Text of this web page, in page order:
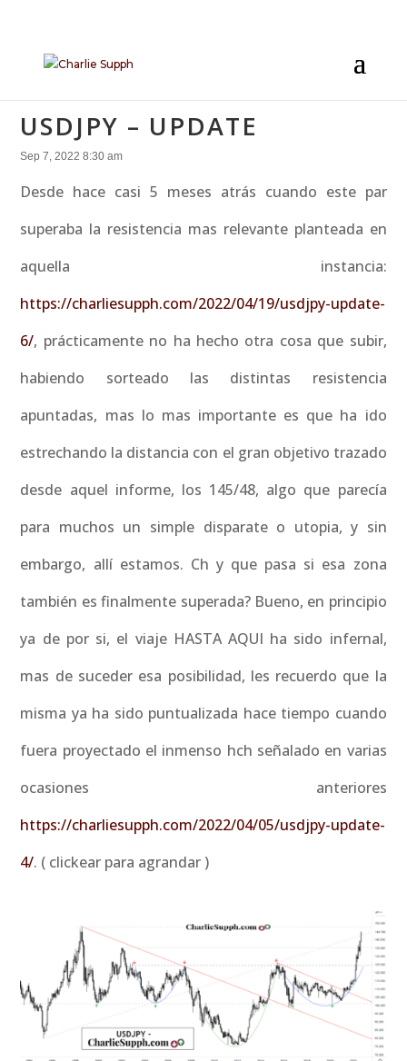
USDJPY – UPDATE
Sep 7, 2022 8:30 am
Desde hace casi 5 meses atrás cuando este par
superaba la resistencia mas relevante planteada en
aquella instancia:
https://charliesupph.com/2022/04/19/usdjpy-update-
6/, prácticamente no ha hecho otra cosa que subir,
habiendo sorteado las distintas resistencia
apuntadas, mas lo mas importante es que ha ido
estrechando la distancia con el gran objetivo trazado
desde aquel informe, los 145/48, algo que parecía
para muchos un simple disparate o utopia, y sin
embargo, allí estamos. Ch y que pasa si esa zona
también es finalmente superada? Bueno, en principio
ya de por si, el viaje HASTA AQUI ha sido infernal,
mas de suceder esa posibilidad, les recuerdo que la
misma ya ha sido puntualizada hace tiempo cuando
fuera proyectado el inmenso hch señalado en varias
ocasiones anteriores
https://charliesupph.com/2022/04/05/usdjpy-update-
4/. ( clickear para agrandar )